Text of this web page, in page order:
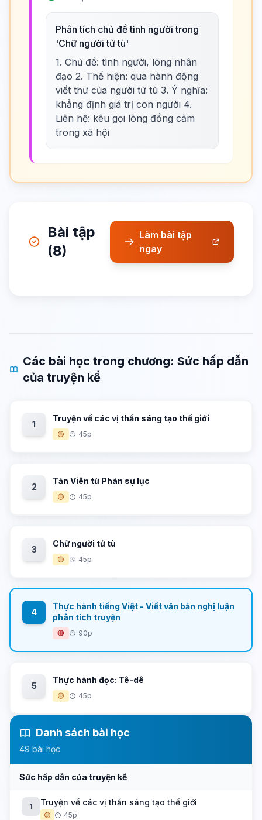
Phân tích chủ đề tình người trong
'Chữ người tử tù'
1. Chủ đề: tình người, lòng nhân
đạo 2. Thể hiện: qua hành động
viết thư của người tử tù 3. Ý nghĩa:
khẳng định giá trị con người 4.
Liên hệ: kêu gọi lòng đồng cảm
trong xã hội
Bài tập
(8)
Làm bài tập
ngay
Các bài học trong chương: Sức hấp dẫn
của truyện kể
1
Truyện về các vị thần sáng tạo thế giới
🟡 45p
2
Tản Viên từ Phán sự lục
🟡 45p
3
Chữ người tử tù
🟡 45p
4
Thực hành tiếng Việt - Viết văn bản nghị luận
phân tích truyện
🔴 90p
5
Thực hành đọc: Tê-dê
🟡 45p
Danh sách bài học
49 bài học
Sức hấp dẫn của truyện kể
1 Truyện về các vị thần sáng tạo thế giới
🟡 45p